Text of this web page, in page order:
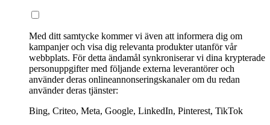
Med ditt samtycke kommer vi även att informera dig om
kampanjer och visa dig relevanta produkter utanför vår
webbplats. För detta ändamål synkroniserar vi dina krypterade
personuppgifter med följande externa leverantörer och
använder deras onlineannonseringskanaler om du redan
använder deras tjänster:
Bing, Criteo, Meta, Google, LinkedIn, Pinterest, TikTok